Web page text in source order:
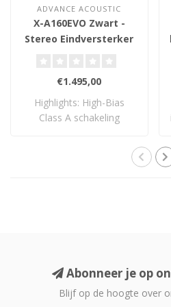
ADVANCE ACOUSTIC
X-A160EVO Zwart -
Stereo Eindversterker
€1.495,00
Highlights: High-Bias
Class A schakeling
Abonneer je op
Blijf op de hoogte over